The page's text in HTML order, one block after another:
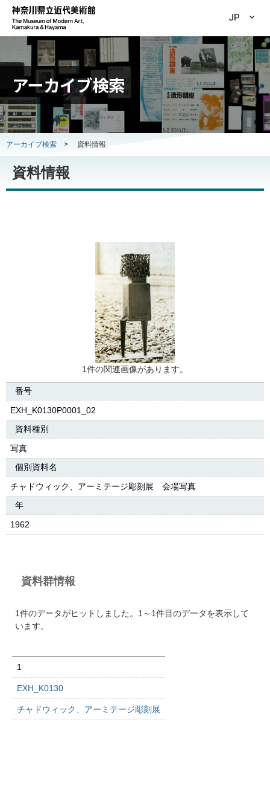
JP
アーカイブ検索
アーカイブ検索 > 資料情報
資料情報
1件の関連画像があります。
番号
EXH_K0130P0001_02
資料種別
写真
個別資料名
チャドウィック、アーミテージ彫刻展 会場写真
年
1962
資料群情報
1件のデータがヒットしました。1～1件目のデータを表示して
います。
1
EXH_K0130
チャドウィック、アーミテージ彫刻展